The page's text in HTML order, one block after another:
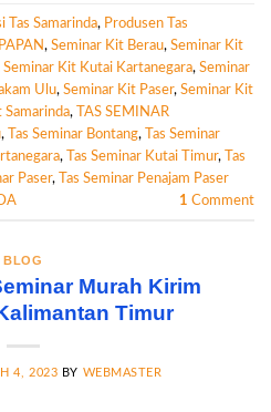
Tas Samarinda, Produsen Tas
, Seminar Kit Berau, Seminar Kit
Seminar Kit Kutai Kartanegara, Seminar
Ulu, Seminar Kit Paser, Seminar Kit
Samarinda,
TAS SEMINAR
, Tas Seminar Bontang,
Tas Seminar
, Tas Seminar Kutai Timur,
Tas
Paser,
Tas Seminar Penajam Paser
1 Comment
BLOG
Murah Kirim
Timur
4, 2023 BY WEBMASTER